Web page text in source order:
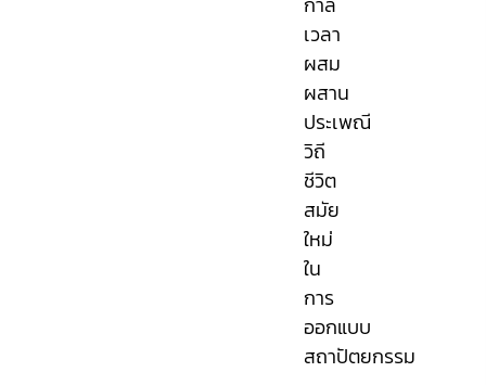
เวลา
ผสม
ผสาน
ประเพณี
วิถี
ชีวิต
สมัย
ใหม่
ใน
การ
ออกแบบ
สถาปัตยกรรม